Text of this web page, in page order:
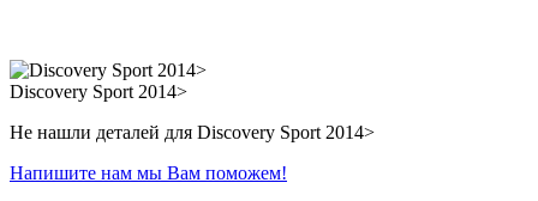
Discovery Sport 2014>
Не нашли деталей для Discovery Sport 2014>
Напишите нам мы Вам поможем!